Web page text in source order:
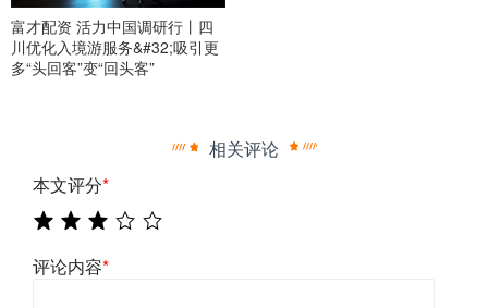
富才配资 活力中国调研行丨四
川优化入境游服务&#32;吸引更
多“头回客”变“回头客”
相关评论
本文评分*
评论内容*